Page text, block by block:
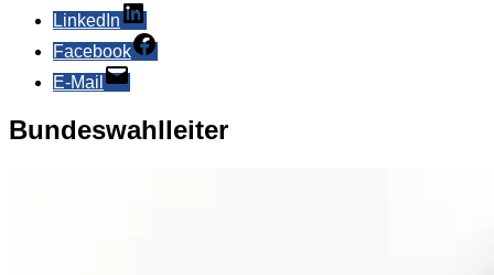
LinkedIn
Facebook
E-Mail
Bundeswahlleiter